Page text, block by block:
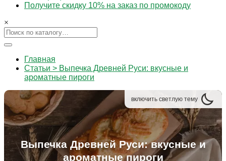
Получите скидку 10% на заказ по промокоду
×
Главная
Статьи > Выпечка Древней Руси: вкусные и
ароматные пироги
включить светлую тему
Выпечка Древней Руси: вкусные и
ароматные пироги